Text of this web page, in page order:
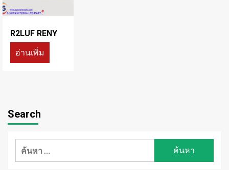
R2LUF RENY
อ่านเพิ่ม
Search
ค้นหา